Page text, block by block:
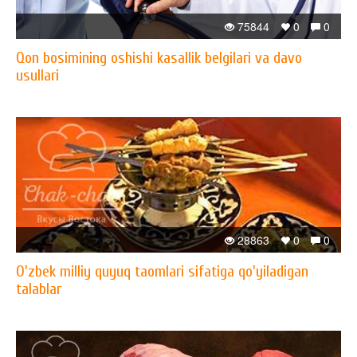
0
0
75844
Qon bosimining oshishi kasallik belgilari va davo
usullari
0
0
28863
O'zbek milliy quyuq taomlari sifatiga qo'yiladigan
talablar